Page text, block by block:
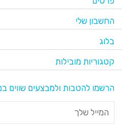
החשבון שלי
בלוג
קטגוריות מובילות
הרשמו להטבות ולמבצעים שווים